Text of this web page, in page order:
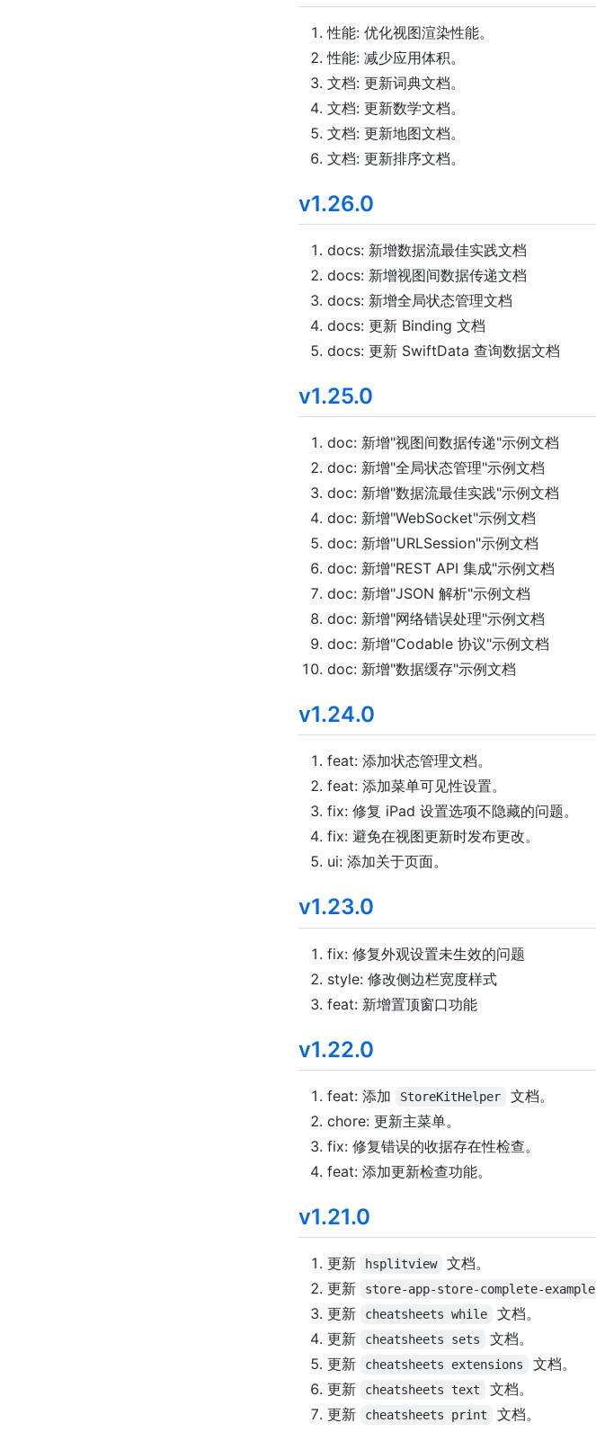
性能: 优化视图渲染性能。
性能: 减少应用体积。
文档: 更新词典文档。
文档: 更新数学文档。
文档: 更新地图文档。
文档: 更新排序文档。
v1.26.0
docs: 新增数据流最佳实践文档
docs: 新增视图间数据传递文档
docs: 新增全局状态管理文档
docs: 更新 Binding 文档
docs: 更新 SwiftData 查询数据文档
v1.25.0
doc: 新增"视图间数据传递"示例文档
doc: 新增"全局状态管理"示例文档
doc: 新增"数据流最佳实践"示例文档
doc: 新增"WebSocket"示例文档
doc: 新增"URLSession"示例文档
doc: 新增"REST API 集成"示例文档
doc: 新增"JSON 解析"示例文档
doc: 新增"网络错误处理"示例文档
doc: 新增"Codable 协议"示例文档
doc: 新增"数据缓存"示例文档
v1.24.0
feat: 添加状态管理文档。
feat: 添加菜单可见性设置。
fix: 修复 iPad 设置选项不隐藏的问题。
fix: 避免在视图更新时发布更改。
ui: 添加关于页面。
v1.23.0
fix: 修复外观设置未生效的问题
style: 修改侧边栏宽度样式
feat: 新增置顶窗口功能
v1.22.0
feat: 添加 StoreKitHelper
文档。
chore: 更新主菜单。
fix: 修复错误的收据存在性检查。
feat: 添加更新检查功能。
v1.21.0
更新 hsplitview
文档。
更新
store-app-store-complete-example
更新
cheatsheets while
文档。
更新
cheatsheets sets
文档。
更新
cheatsheets extensions
文档。
更新
cheatsheets text
文档。
更新
cheatsheets print 文档。